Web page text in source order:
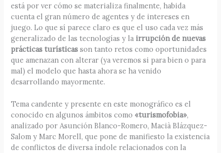
está por ver cómo se materializa finalmente, habida
cuenta el gran número de agentes y de intereses en
juego. Lo que sí parece claro es que el uso cada vez más
generalizado de las tecnologías y la irrupción de nuevas
prácticas turísticas son tanto retos como oportunidades
que amenazan con alterar (ya veremos si para bien o para
mal) el modelo que hasta ahora se ha venido
desarrollando mayormente.
Tema candente y presente en este monográfico es el
conocido en algunos ámbitos como«turismofobia»,
analizado por Asunción Blanco-Romero, Macià Blázquez-
Salom y Marc Morell, que pone de manifiesto la existencia
de conflictos de diversa índole relacionados con la